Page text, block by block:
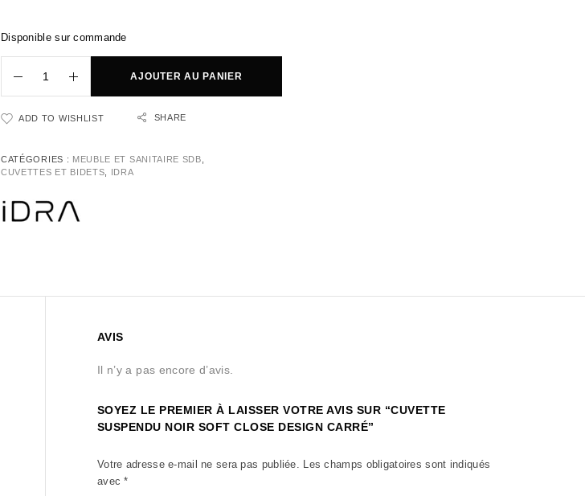
Disponible sur commande
AJOUTER AU PANIER
ADD TO WISHLIST SHARE
CATÉGORIES : MEUBLE ET SANITAIRE SDB,
CUVETTES ET BIDETS, IDRA
AVIS
Il n’y a pas encore d’avis.
SOYEZ LE PREMIER À LAISSER VOTRE AVIS SUR “CUVETTE
SUSPENDU NOIR SOFT CLOSE DESIGN CARRÉ”
Votre adresse e-mail ne sera pas publiée. Les champs obligatoires sont indiqués
avec*